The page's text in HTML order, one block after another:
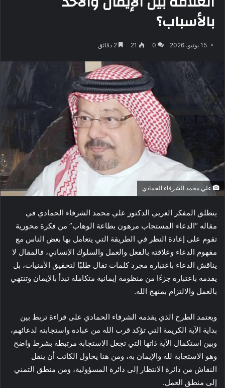
بالأسباب؟
15 يونيو، 2026 0
21
علي محمد الشرفاء الحمادي
ينطلق المفكر العربي الدكتور علي محمد الشرفاء الحمادي في
مقاله “الدعاء المستجاب مرهون بطاعة الوهاب” من فكرة محورية
تقوم على إعادة النظر في الطريقة التي يتعامل بها بعض الناس مع
مفهوم الدعاء وعلاقته بالفعل والعمل والسلوك الإنساني، فالمقال لا
يناقش الدعاء باعتباره مجرد كلمات تقال طلبًا لتحقيق الأمنيات، بل
يقدمه باعتباره جزءًا من منظومة إيمانية متكاملة تبدأ بالإيمان وتنتهي
بالعمل والالتزام بمنهج الله.
ويعتمد الطرح الذي يقدمه الشرفاء الحمادي على قراءة تربط بين
بداية الآية الكريمة التي تؤكد قرب الله من عباده واستجابته لدعائهم،
وبين استكمال الآية ذاتها التي تجعل الاستجابة مرتبطة بشرط واضح
وهو الاستجابة لله والإيمان به، ومن هنا يحاول الكاتب أن ينقل
النقاش من دائرة الانتظار إلى دائرة المسؤولية، ومن منطق التمني
إلى منطق العمل.